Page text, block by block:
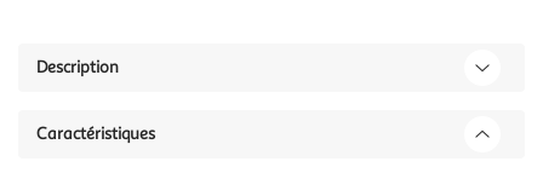
Description
Caractéristiques